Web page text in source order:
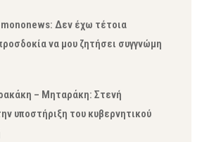
Δεν έχω τέτοια
να μου ζητήσει συγγνώμη
– Μηταράκη: Στενή
υποστήριξη του κυβερνητικού